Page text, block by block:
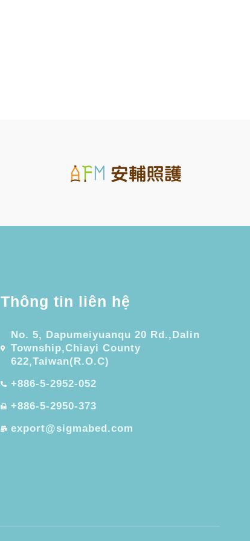
Thông tin liên hệ
No. 5, Dapumeiyuanqu 20 Rd.,Dalin
Township,Chiayi County
622,Taiwan(R.O.C)
+886-5-2952-052
+886-5-2950-373
export@sigmabed.com